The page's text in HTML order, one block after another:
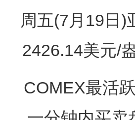
周五(7月19日)
2426.14美元/
COMEX最活